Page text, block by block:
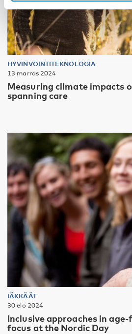
HYVINVOINTITEKNOLOGIA
13 marras 2024
Measuring climate impacts
spanning care
IÄKKÄÄT
30 elo 2024
Inclusive approaches in
focus at the Nordic Day